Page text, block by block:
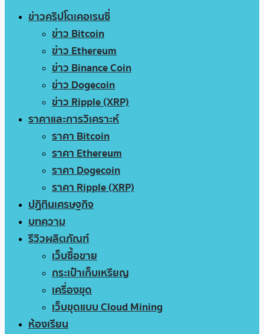
ข่าวคริปโตเคอเรนซี่
ข่าว Bitcoin
ข่าว Ethereum
ข่าว Binance Coin
ข่าว Dogecoin
ข่าว Ripple (XRP)
ราคาและการวิเคราะห์
ราคา Bitcoin
ราคา Ethereum
ราคา Dogecoin
ราคา Ripple (XRP)
ปฏิทินเศรษฐกิจ
บทความ
รีวิวผลิตภัณฑ์
เว็บซื้อขาย
กระเป๋าเก็บเหรียญ
เครื่องขุด
เว็บขุดแบบ Cloud Mining
ห้องเรียน